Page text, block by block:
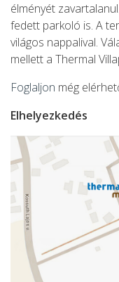
élményét
fedett parkoló is. A
világos nappalival.
mellett a Thermal
Foglaljon még
Elhelyezkedés